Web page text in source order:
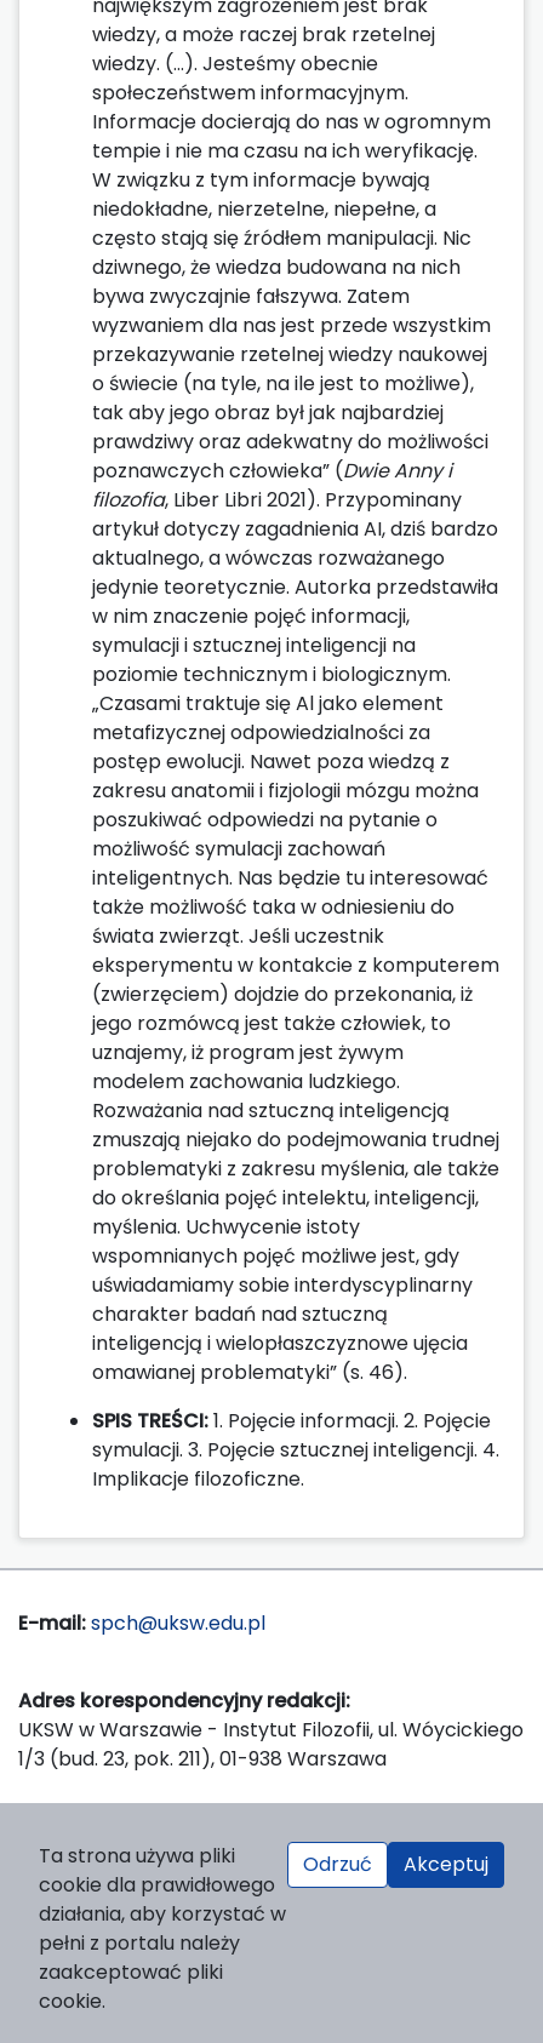
wiedzy, a może raczej brak rzetelnej
wiedzy. (…). Jesteśmy obecnie
społeczeństwem informacyjnym.
Informacje docierają do nas w ogromnym
tempie i nie ma czasu na ich weryfikację.
W związku z tym informacje bywają
niedokładne, nierzetelne, niepełne, a
często stają się źródłem manipulacji. Nic
dziwnego, że wiedza budowana na nich
bywa zwyczajnie fałszywa. Zatem
wyzwaniem dla nas jest przede wszystkim
przekazywanie rzetelnej wiedzy naukowej
o świecie (na tyle, na ile jest to możliwe),
tak aby jego obraz był jak najbardziej
prawdziwy oraz adekwatny do możliwości
poznawczych człowieka” (Dwie Anny i
filozofia, Liber Libri 2021). Przypominany
artykuł dotyczy zagadnienia AI, dziś bardzo
aktualnego, a wówczas rozważanego
jedynie teoretycznie. Autorka przedstawiła
w nim znaczenie pojęć informacji,
symulacji i sztucznej inteligencji na
poziomie technicznym i biologicznym.
„Czasami traktuje się Al jako element
metafizycznej odpowiedzialności za
postęp ewolucji. Nawet poza wiedzą z
zakresu anatomii i fizjologii mózgu można
poszukiwać odpowiedzi na pytanie o
możliwość symulacji zachowań
inteligentnych. Nas będzie tu interesować
także możliwość taka w odniesieniu do
świata zwierząt. Jeśli uczestnik
eksperymentu w kontakcie z komputerem
(zwierzęciem) dojdzie do przekonania, iż
jego rozmówcą jest także człowiek, to
uznajemy, iż program jest żywym
modelem zachowania ludzkiego.
Rozważania nad sztuczną inteligencją
zmuszają niejako do podejmowania trudnej
problematyki z zakresu myślenia, ale także
do określania pojęć intelektu, inteligencji,
myślenia. Uchwycenie istoty
wspomnianych pojęć możliwe jest, gdy
uświadamiamy sobie interdyscyplinarny
charakter badań nad sztuczną
inteligencją i wielopłaszczyznowe ujęcia
omawianej problematyki” (s. 46).
SPIS TREŚCI:1. Pojęcie informacji. 2. Pojęcie
symulacji. 3. Pojęcie sztucznej inteligencji. 4.
Implikacje filozoficzne.
E-mail:spch@uksw.edu.pl
Adres korespondencyjny redakcji:
UKSW w Warszawie - Instytut Filozofii, ul. Wóycickiego
1/3 (bud. 23, pok. 211), 01-938 Warszawa
Wydawnictwo Naukowe UKSW, ul. Dewajtis 5, domek
nr 2, 01-815 Warszawa
Strona WWW Wydawnictwa
e-mail: wydawnictwo@uksw.edu.pl
Ta strona używa pliki
cookie dla prawidłowego
działania, aby korzystać w
pełni z portalu należy
zaakceptować pliki
cookie.
Odrzuć Akceptuj